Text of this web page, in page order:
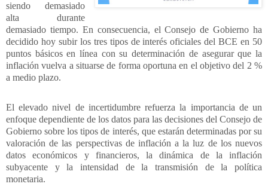
siendo demasiado
alta durante
demasiado tiempo. En consecuencia, el Consejo de Gobierno ha
decidido hoy subir los tres tipos de interés oficiales del BCE en 50
puntos básicos en línea con su determinación de asegurar que la
inflación vuelva a situarse de forma oportuna en el objetivo del 2 %
a medio plazo.
El elevado nivel de incertidumbre refuerza la importancia de un
enfoque dependiente de los datos para las decisiones del Consejo de
Gobierno sobre los tipos de interés, que estarán determinadas por su
valoración de las perspectivas de inflación a la luz de los nuevos
datos económicos y financieros, la dinámica de la inflación
subyacente y la intensidad de la transmisión de la política
monetaria.